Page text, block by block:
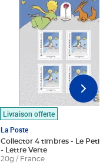
Livraison offerte
La Poste
Collector 4 timbres - Le Petit
- Lettre Verte
20g / France